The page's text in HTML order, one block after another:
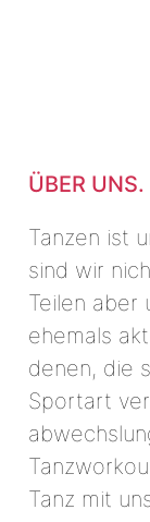
ÜBER UNS.
Tanzen ist
sind wir
Teilen aber
ehemals
denen, die
Sportart
Tanz mit